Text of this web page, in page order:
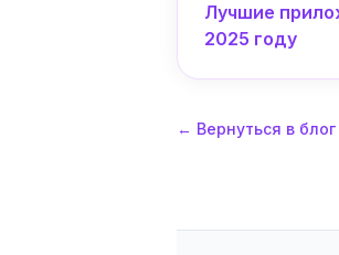
Лучшие
2025 году
← Вернуться в блог